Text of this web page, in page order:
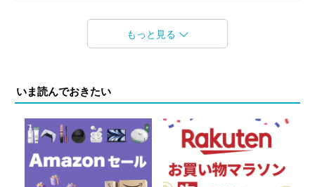
もっと見る
いま読んでおきたい